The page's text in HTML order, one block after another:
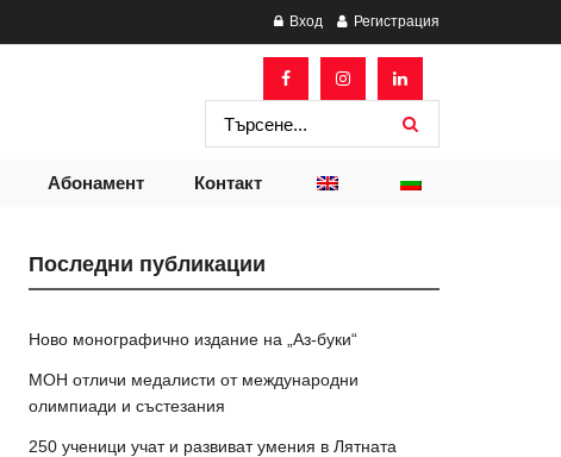
Вход Регистрация
Абонамент Контакт
Последни публикации
Ново монографично издание на „Аз-буки“
МОН отличи медалисти от международни
олимпиади и състезания
250 ученици учат и развиват умения в Лятната